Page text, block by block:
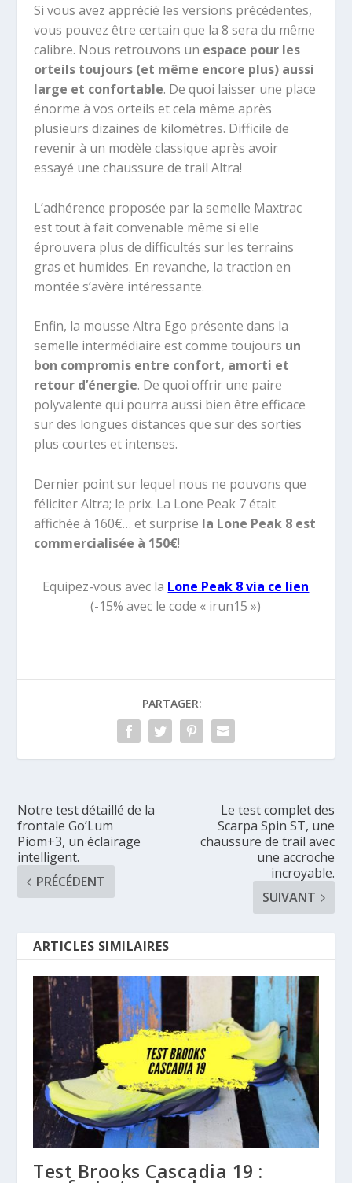
Si vous avez apprécié les versions précédentes,
vous pouvez être certain que la 8 sera du même
calibre. Nous retrouvons un espace pour les
orteils toujours (et même encore plus) aussi
large et confortable. De quoi laisser une place
énorme à vos orteils et cela même après
plusieurs dizaines de kilomètres. Difficile de
revenir à un modèle classique après avoir
essayé une chaussure de trail Altra!
L’adhérence proposée par la semelle Maxtrac
est tout à fait convenable même si elle
éprouvera plus de difficultés sur les terrains
gras et humides. En revanche, la traction en
montée s’avère intéressante.
Enfin, la mousse Altra Ego présente dans la
semelle intermédiaire est comme toujours un
bon compromis entre confort, amorti et
retour d’énergie. De quoi offrir une paire
polyvalente qui pourra aussi bien être efficace
sur des longues distances que sur des sorties
plus courtes et intenses.
Dernier point sur lequel nous ne pouvons que
féliciter Altra; le prix. La Lone Peak 7 était
affichée à 160€… et surprise la Lone Peak 8 est
commercialisée à 150€!
Equipez-vous avec la Lone Peak 8 via ce lien
(-15% avec le code « irun15 »)
PARTAGER:
Notre test détaillé de la
frontale Go’Lum
Piom+3, un éclairage
intelligent.
PRÉCÉDENT
Le test complet des
Scarpa Spin ST, une
chaussure de trail avec
une accroche
incroyable.
SUIVANT
ARTICLES SIMILAIRES
Test Brooks Cascadia 19 :